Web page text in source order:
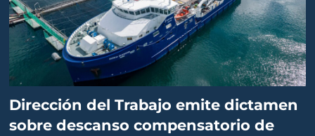
Dirección del Trabajo emite dictamen
sobre descanso compensatorio de